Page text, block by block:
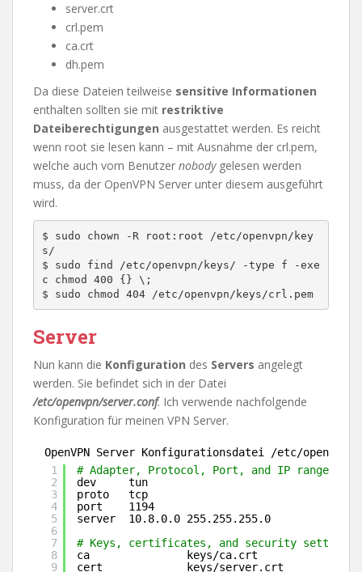
server.crt
crl.pem
ca.crt
dh.pem
Da diese Dateien teilweise sensitive Informationen
enthalten sollten sie mit restriktive
Dateiberechtigungen ausgestattet werden. Es reicht
wenn root sie lesen kann – mit Ausnahme der crl.pem,
welche auch vom Benutzer nobodygelesen werden
muss, da der OpenVPN Server unter diesem ausgeführt
wird.
$ sudo chown -R root:root /etc/openvpn/key
s/
$ sudo find /etc/openvpn/keys/ -type f -exe
c chmod 400 {} \;
$ sudo chmod 404 /etc/openvpn/keys/crl.pem
Server
Nun kann die Konfiguration des Servers angelegt
werden. Sie befindet sich in der Datei
/etc/openvpn/server.conf. Ich verwende nachfolgende
Konfiguration für meinen VPN Server.
OpenVPN Server Konfigurationsdatei /etc/openvpn/
1
2
3
4
5
6
7
8
9
# Adapter, Protocol, Port, and IP range
dev     tun
proto   tcp
port    1194
server  10.8.0.0 255.255.255.0
# Keys, certificates, and security settings
ca               keys/ca.crt
cert             keys/server.crt